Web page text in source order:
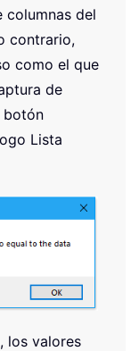
columnas del
contrario,
como el que
de
botón
Lista
los valores